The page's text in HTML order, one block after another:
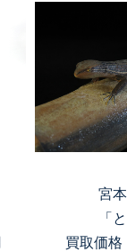
宮
「
買取価格